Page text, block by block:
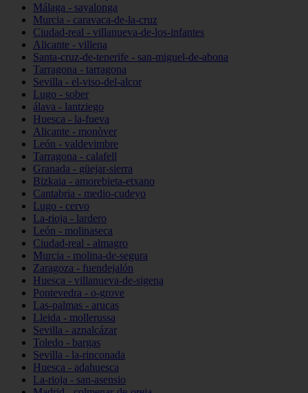
Málaga - sayalonga
Murcia - caravaca-de-la-cruz
Ciudad-real - villanueva-de-los-infantes
Alicante - villena
Santa-cruz-de-tenerife - san-miguel-de-abona
Tarragona - tarragona
Sevilla - el-viso-del-alcor
Lugo - sober
álava - lantziego
Huesca - la-fueva
Alicante - monòver
León - valdevimbre
Tarragona - calafell
Granada - güejar-sierra
Bizkaia - amorebieta-etxano
Cantabria - medio-cudeyo
Lugo - cervo
La-rioja - lardero
León - molinaseca
Ciudad-real - almagro
Murcia - molina-de-segura
Zaragoza - fuendejalón
Huesca - villanueva-de-sigena
Pontevedra - o-grove
Las-palmas - arucas
Lleida - mollerussa
Sevilla - aznalcázar
Toledo - bargas
Sevilla - la-rinconada
Huesca - adahuesca
La-rioja - san-asensio